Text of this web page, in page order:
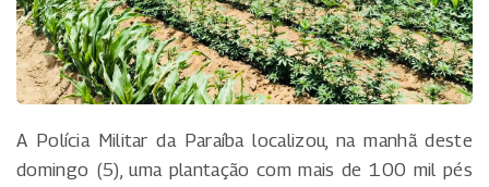
A Polícia Militar da Paraíba localizou, na manhã deste
domingo (5), uma plantação com mais de 100 mil pés